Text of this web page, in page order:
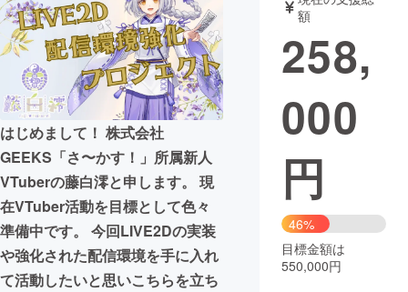
テクノロジー・ガジェット ゲーム・サ
映像・映画
ビジネス・起業
まちづくり・地域活性化
CAMPFIRE for Social Good
CAMPFIRE Creation
CAMPFIREふるさと納税machi-ya コミュニティ
はじめまして！ 株式会社
GEEKS「さ〜かす！」所属新人
VTuberの藤白澪と申します。 現
在VTuber活動を目標として色々
準備中です。 今回LIVE2Dの実装
や強化された配信環境を手に入れ
て活動したいと思いこちらを立ち
額
258,
000
円
46%
目標金額は
550,000円